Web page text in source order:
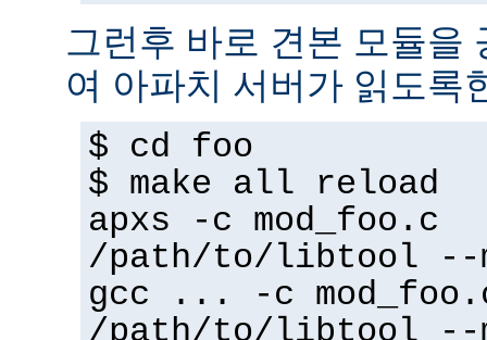
그런후 바로 견본 모듈을
여 아파치 서버가 읽도록
$ cd foo
$ make all reload
apxs -c mod_foo.c
/path/to/libtool --
gcc ... -c